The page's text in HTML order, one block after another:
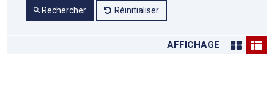
Rechercher Réinitialiser
AFFICHAGE